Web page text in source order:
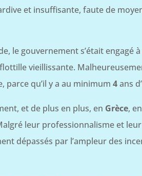
et insuffisante, faute de
le gouvernement s’était engagé
vieillissante.
parce qu’il y a au minimum4ans
et de plus en plus, en Grèce, en
leur professionnalisme et
dépassés par l’ampleur des